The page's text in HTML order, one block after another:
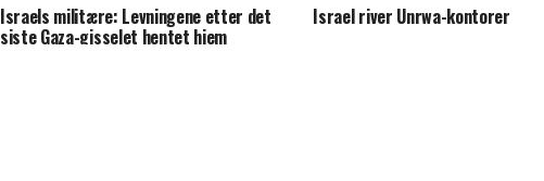
Israels militære: Levningene etter det
siste Gaza-gisselet hentet hjem
Israel river Unrwa-kontorer